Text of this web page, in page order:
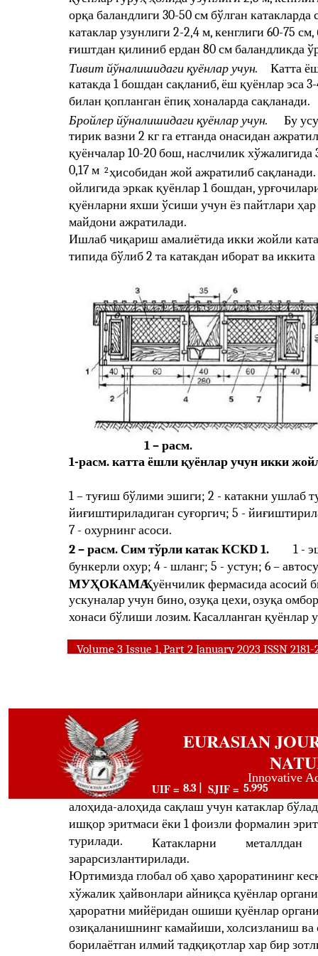
Volume 3 Issue 1, Part 2 January 2023 ISSN 2181-
орқа баландлиги 30-50 см бўлган
катаклар узунлиги 2-2,4 м, кенглиги 60-75
ғиштдан қилиниб ердан 80 см баландликда
Тивит йўналишидаги қуёнлар учун.
Катта
катакда 1 бошдан сақланиб, ёш қуёнлар эса
билан қопланган ёпиқ хоналарда сақланади.
Бройлер йўналишидаги қуёнлар учун.
Бу
тирик вазни 2 кг га етганда онасидан
қуёнчалар 10-20 бош, наслчилик хўжалигида
0,17 м 2ҳисобидан жой ажратилиб
ойлигида эркак қуёнлар 1 бошдан,
қуёнларни яхши ўсиши учун ёз пайтлари
майдони ажратилади.
Ишлаб чиқариш амалиётида икки жойли
типида бўлиб 2 та катакдан иборат ва
1 – расм.
1-расм. катта ёшли қуёнлар учун икки
1 – туғиш бўлими эшиги; 2 - катакни ушлаб
йиғиштириладиган суғоргич; 5 -
7 - охурнинг асоси.
2 – расм. Сим тўрли катак КСКD 1.
1 -
бункерли охур; 4 - шланг; 5 - устун; 6 –
МУҲОКАМА.Қуёнчилик фермасида асосий
ускуналар учун бино, озуқа цехи, озуқа
хонаси бўлиши лозим. Касалланган қуёнлар
EURASIAN
Innovative
UIF = 8.3 | SJIF = 5.995
алоҳида-алоҳида сақлаш учун катаклар
ишқор эритмаси ёки 1 фоизли формалин
турилади.
Катакларни
металлдан
зарарсизлантирилади.
Юртимизда глобал об ҳаво ҳароратининг
хўжалик ҳайвонлари айниқса қуёнлар
ҳароратни мийёридан ошиши қуёнлар
озиқаланишнинг камайиши, холсизланиш
борилаётган илмий тадқиқотлар хар бир